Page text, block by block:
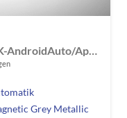
Grey Metallic